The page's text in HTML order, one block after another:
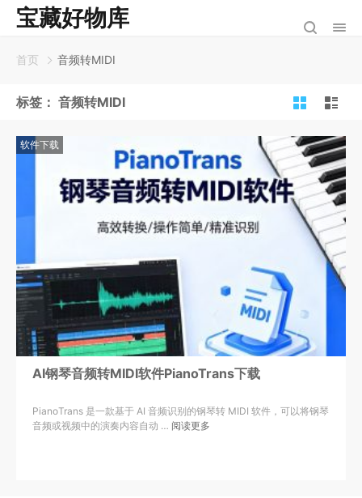
宝藏好物库
首页 音频转MIDI
标签： 音频转MIDI
软件下载
AI钢琴音频转MIDI软件PianoTrans下载
PianoTrans 是一款基于 AI 音频识别的钢琴转 MIDI 软件，可以将钢琴
音频或视频中的演奏内容自动 … 阅读更多